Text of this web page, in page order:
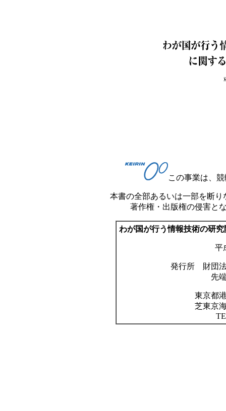
この事業は、
本書の全部あるいは一部を断
著作権・出版権の侵害と
わが国が行う情報技術の研
平
発行所 財団
先
東京都
芝東京